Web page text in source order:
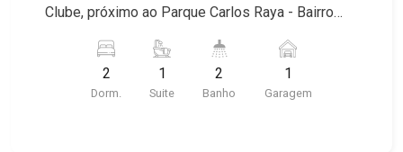
Clube, próximo ao Parque Carlos Raya - Bairro
características deste imóvel que a Martinelli
Imobiliária selecionou para você: - 75m² de área
útil - 2 dormitórios com armários e ar-
2
Dorm.
1
Suite
2
Banho
1
Garagem